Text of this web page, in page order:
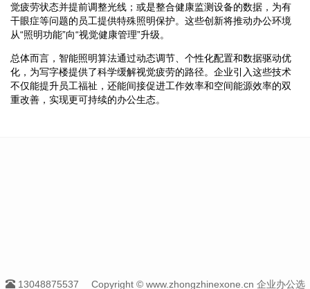
觉疲劳状态并提前调整光线；或是整合健康监测设备的数据，为有
干眼症等问题的员工提供特殊照明保护。这些创新将推动办公环境
从“照明功能”向“视觉健康管理”升级。
总体而言，智能照明算法通过动态调节、个性化配置和数据驱动优
化，为写字楼提供了科学缓解视觉疲劳的路径。企业引入这些技术
不仅能提升员工福祉，还能间接促进工作效率和空间能源效率的双
重改善，实现更可持续的办公生态。
13048875537 Copyright © www.zhongzhinexone.cn 企业办公选